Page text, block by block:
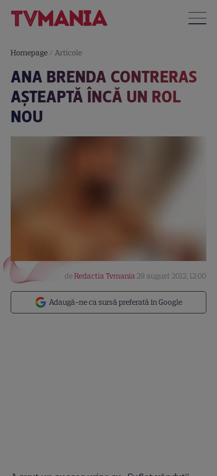
Homepage / Articole
ANA BRENDA CONTRERAS
AŞTEAPTĂ ÎNCĂ UN ROL
NOU
Adaugă-ne ca sursă preferată în Google
deRedactia Tvmania 29 august 2012, 12:00